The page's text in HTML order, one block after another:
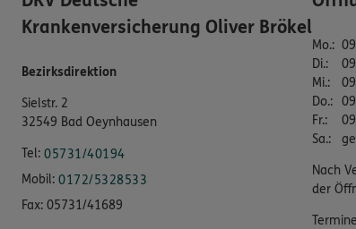
Krankenversicherung Oliver Brökel
Bezirksdirektion
Sielstr. 2
32549 Bad Oeynhausen
Tel: 05731/40194
Mobil: 0172/5328533
Fax: 05731/41689
Mo.:
Di.:
Mi.:
Do.:
Fr.:
Sa.:
Nach
der